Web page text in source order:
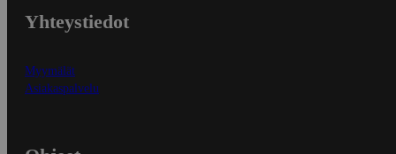
Yhteystiedot
Myymälät
Asiakaspalvelu